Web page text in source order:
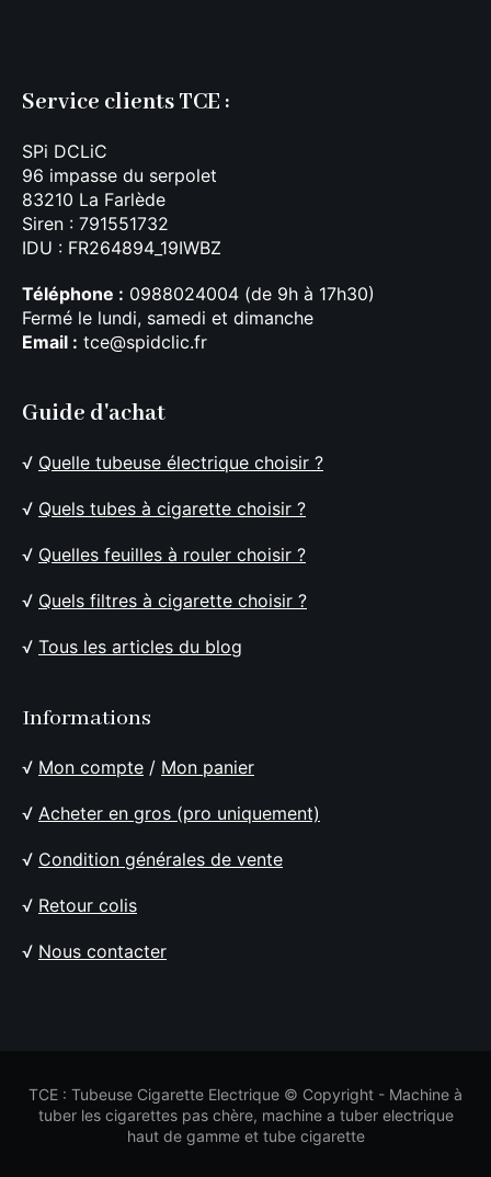
Service clients TCE :
SPi DCLiC
96 impasse du serpolet
83210 La Farlède
Siren : 791551732
IDU : FR264894_19IWBZ
Téléphone : 0988024004 (de 9h à 17h30)
Fermé le lundi, samedi et dimanche
Email : tce@spidclic.fr
Guide d'achat
√ Quelle tubeuse électrique choisir ?
√ Quels tubes à cigarette choisir ?
√ Quelles feuilles à rouler choisir ?
√ Quels filtres à cigarette choisir ?
√ Tous les articles du blog
Informations
√ Mon compte / Mon panier
√ Acheter en gros (pro uniquement)
√ Condition générales de vente
√ Retour colis
√ Nous contacter
TCE : Tubeuse Cigarette Electrique © Copyright - Machine à
tuber les cigarettes pas chère, machine a tuber electrique
haut de gamme et tube cigarette